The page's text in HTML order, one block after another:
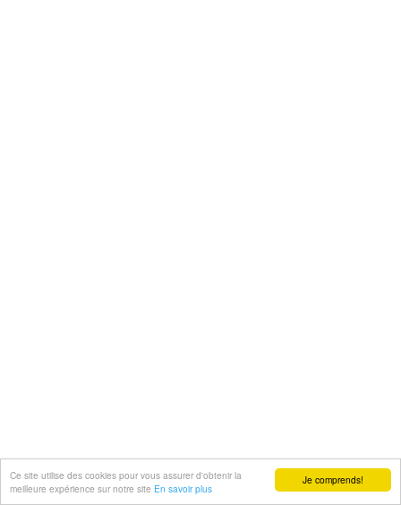
Je comprends!
Ce site utilise des cookies pour vous assurer d'obtenir la
meilleure expérience sur notre site En savoir plus